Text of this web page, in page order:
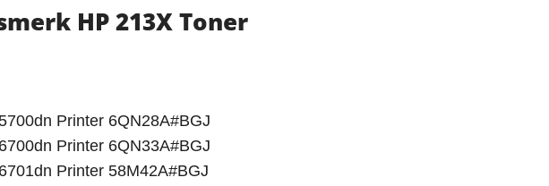
HP 213X Toner
Printer 6QN28A#BGJ
Printer 6QN33A#BGJ
Printer 58M42A#BGJ